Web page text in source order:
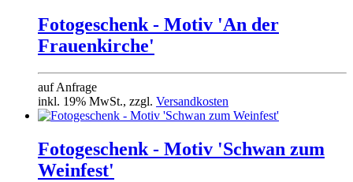
Fotogeschenk - Motiv 'An der
Frauenkirche'
auf Anfrage
inkl. 19% MwSt., zzgl. Versandkosten
Fotogeschenk - Motiv 'Schwan zum
Weinfest'